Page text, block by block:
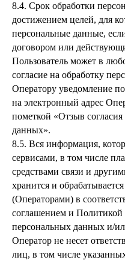
8.4. Срок обработки
достижением целей, для
персональные данные,
договором или
Пользователь может в
согласие на обработку
Оператору уведомление
на электронный адрес
пометкой «Отзыв
данных».
8.5. Вся информация,
сервисами, в том числе
средствами связи и
хранится и
(Операторами) в
соглашением и
персональных данных и/
Оператор не несет
лиц, в том числе